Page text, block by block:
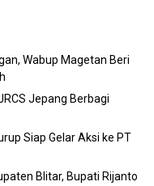
Wabup Magetan Beri
Jepang Berbagi
Siap Gelar Aksi ke PT
Blitar, Bupati Rijanto